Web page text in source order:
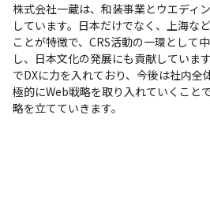
株式会社一蔵は、和装事業とウエディ
しています。日本だけでなく、上海な
ことが特徴で、CRS活動の一環として
し、日本文化の発展にも貢献していま
でDXに力を入れており、今後は社内全
極的にWeb戦略を取り入れていくこと
略を立てていきます。